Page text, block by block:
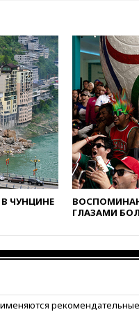
ЧУНЦИНЕ
ГЛАЗАМИ